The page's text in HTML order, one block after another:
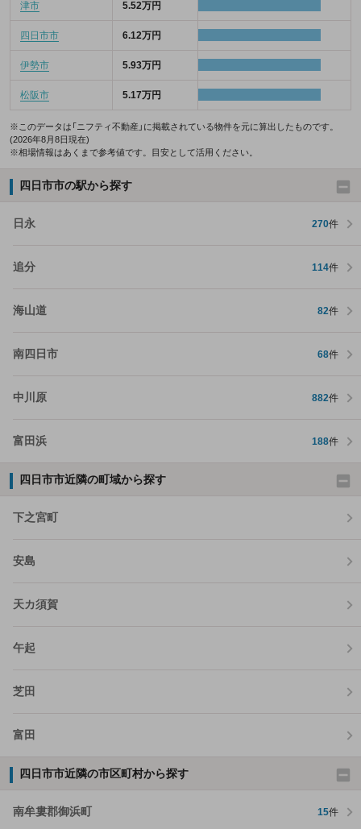
津市 5.52万円
四日市市 6.12万円
伊勢市 5.93万円
松阪市 5.17万円
※このデータは「ニフティ不動産」に掲載されている物件を元に算出したものです。
(2026年8月8日現在)
※相場情報はあくまで参考値です。目安として活用ください。
四日市市の駅から探す
日永 270件
追分 114件
海山道 82件
南四日市 68件
中川原 882件
富田浜 188件
四日市市近隣の町域から探す
下之宮町
安島
天カ須賀
午起
芝田
富田
四日市市近隣の市区町村から探す
南牟婁郡御浜町 15件